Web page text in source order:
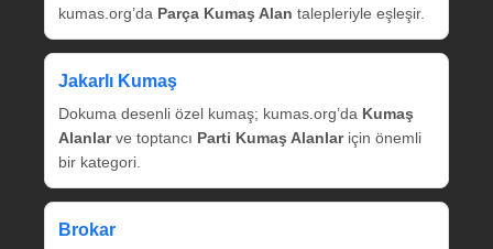
kumas.org’da Parça Kumaş Alan talepleriyle eşleşir.
Jakarlı Kumaş
Dokuma desenli özel kumaş; kumas.org’da Kumaş
Alanlarve toptancı Parti Kumaş Alanlariçin önemli
bir kategori.
Brokar